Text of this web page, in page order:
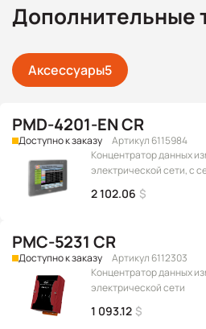
Дополнительные
Аксессуары5
PMD-4201-EN CR
Доступно к заказу
Артикул 6115984
Концентратор данных
электрической сети, с
2 102.06 $
PMC-5231 CR
Доступно к заказу
Артикул 6112303
Концентратор данных
электрической сети
1 093.12 $